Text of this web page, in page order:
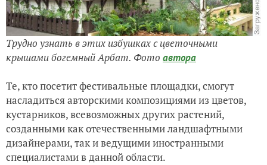
Трудно узнать в этих избушках с цветочными
крышами богемный Арбат. Фото автора
Те, кто посетит фестивальные площадки, смогут
насладиться авторскими композициями из цветов,
кустарников, всевозможных других растений,
созданными как отечественными ландшафтными
дизайнерами, так и ведущими иностранными
специалистами в данной области.